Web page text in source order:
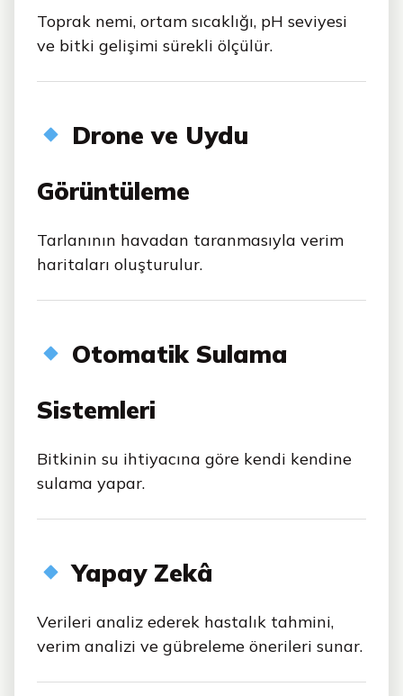
Toprak nemi, ortam sıcaklığı, pH seviyesi
ve bitki gelişimi sürekli ölçülür.
Drone ve Uydu
Görüntüleme
Tarlanının havadan taranmasıyla verim
haritaları oluşturulur.
Otomatik Sulama
Sistemleri
Bitkinin su ihtiyacına göre kendi kendine
sulama yapar.
Yapay Zekâ
Verileri analiz ederek hastalık tahmini,
verim analizi ve gübreleme önerileri sunar.